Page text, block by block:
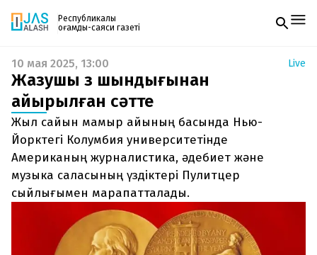
Республикалық
қоғамдық-саяси газеті
Жаңалықтар
Спорт
Live
Руханият
Аймақ
Архив
Заң және тәртіп
Редакциямен байланыс
+7 708 604 51 06
+7 701 220 64 52
zhasalash100@gmail.com
Газетке жазылу
PDF форматтағы газетті ай сайын электронды
поштаңызға алып отырыңыз. Жаңа нөмір
шыққан сәтте сізге бірден жіберіледі. Тек email
енгізіңіз, біз қалғанын өзіміз жібереміз.
10 мая 2025, 13:00 Live
Жазушы өз шындығынан
айырылған сәтте
Жыл сайын мамыр айының басында Нью-
Йорктегі Колумбия университетінде
Американың журналистика, әдебиет және
музыка саласының үздіктері Пулитцер
сыйлығымен марапатталады.